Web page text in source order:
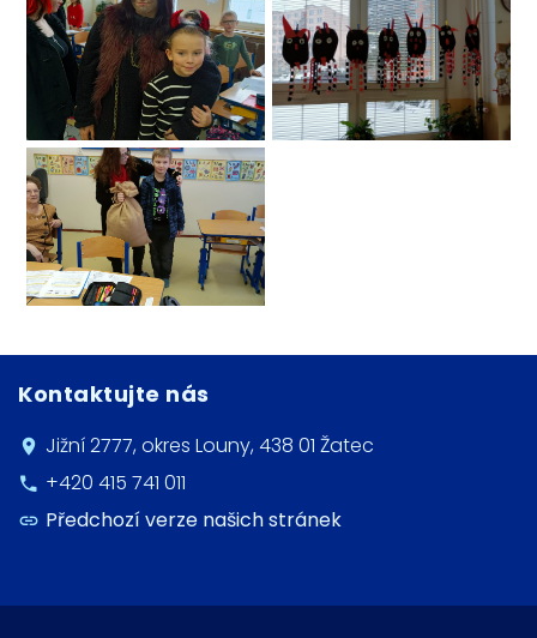
Kontaktujte nás
Jižní 2777, okres Louny, 438 01 Žatec
+420 415 741 011
Předchozí verze našich stránek